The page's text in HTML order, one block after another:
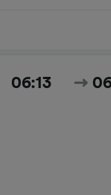
06:13